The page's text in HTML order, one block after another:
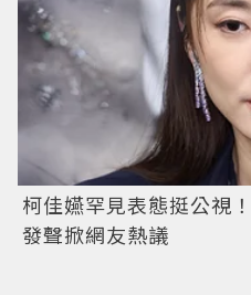
柯佳嬿罕見表態挺公視
發聲掀網友熱議